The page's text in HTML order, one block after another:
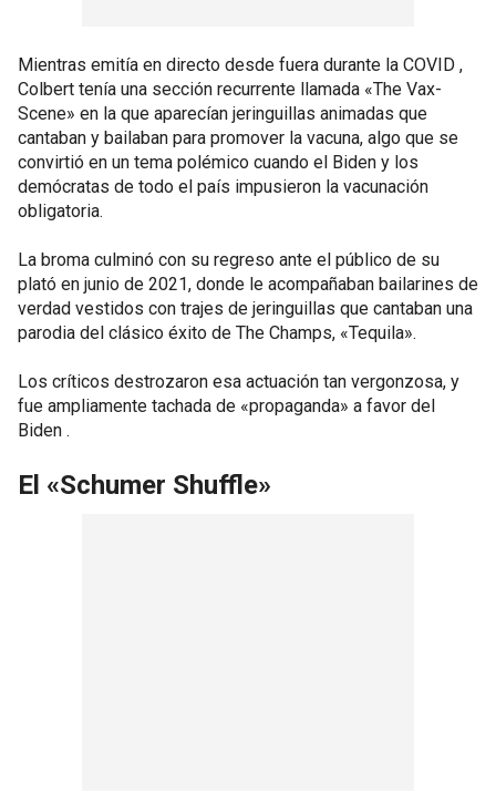
Mientras emitía en directo desde fuera durante la COVID ,
Colbert tenía una sección recurrente llamada «The Vax-
Scene» en la que aparecían jeringuillas animadas que
cantaban y bailaban para promover la vacuna, algo que se
convirtió en un tema polémico cuando el Biden y los
demócratas de todo el país impusieron la vacunación
obligatoria.
La broma culminó con su regreso ante el público de su
plató en junio de 2021, donde le acompañaban bailarines de
verdad vestidos con trajes de jeringuillas que cantaban una
parodia del clásico éxito de The Champs, «Tequila».
Los críticos destrozaron esa actuación tan vergonzosa, y
fue ampliamente tachada de «propaganda» a favor del
Biden .
El «Schumer Shuffle»